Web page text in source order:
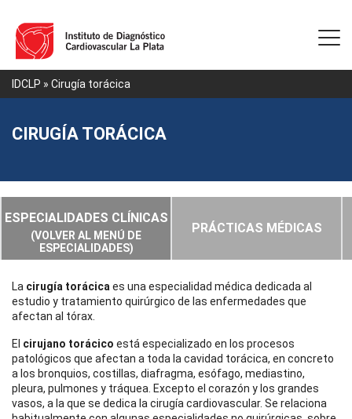
IDCLP » Cirugía torácica
CIRUGÍA TORÁCICA
ESPECIALIDADES CLÍNICAS
(VOLVER AL MENÚ DE
ESPECIALIDADES)
PRÁCTICAS MÉDICAS
La cirugía torácica es una especialidad médica dedicada al
estudio y tratamiento quirúrgico de las enfermedades que
afectan al tórax.
El cirujano torácico está especializado en los procesos
patológicos que afectan a toda la cavidad torácica, en concreto
a los bronquios, costillas, diafragma, esófago, mediastino,
pleura, pulmones y tráquea. Excepto el corazón y los grandes
vasos, a la que se dedica la cirugía cardiovascular. Se relaciona